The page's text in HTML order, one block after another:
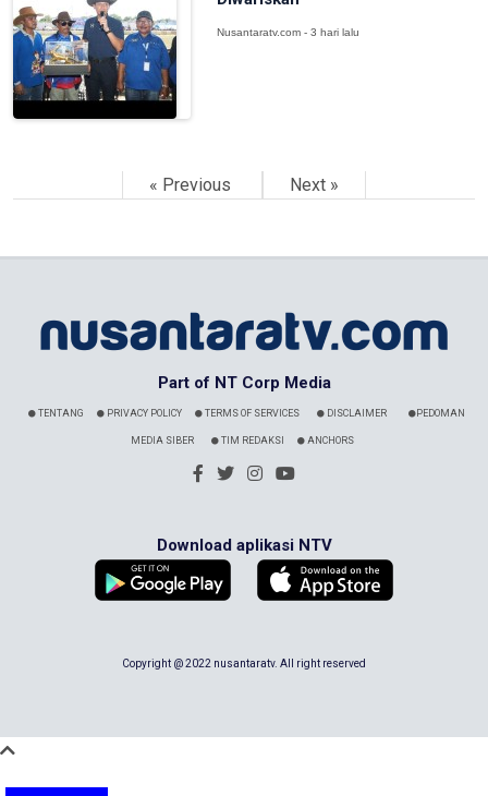
Nusantaratv.com - 3 hari lalu
« Previous Next »
Part of NT Corp Media
TENTANG PRIVACY POLICY TERMS OF SERVICES DISCLAIMER PEDOMAN
MEDIA SIBER TIM REDAKSI ANCHORS
Download aplikasi NTV
Copyright @ 2022 nusantaratv. All right reserved